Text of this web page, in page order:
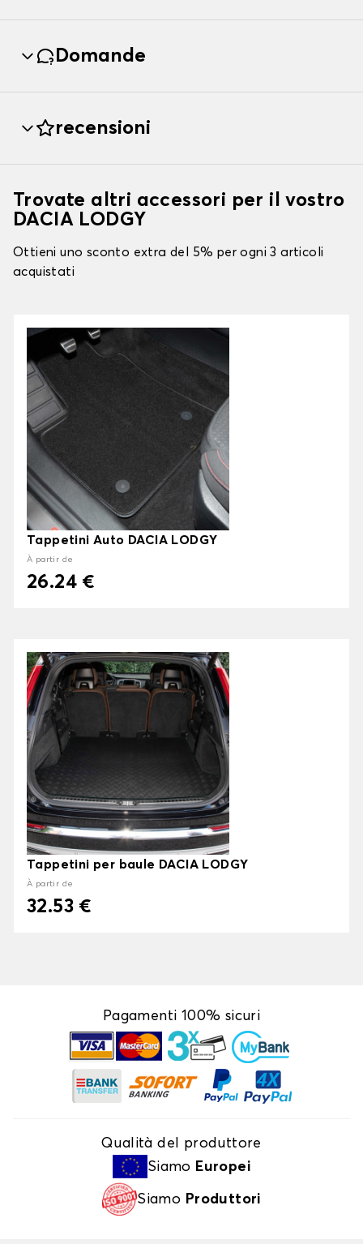
Domande
recensioni
Trovate altri accessori per il vostro
DACIA LODGY
Ottieni uno sconto extra del 5% per ogni 3 articoli
acquistati
Tappetini Auto DACIA LODGY
À partir de
26.24 €
Tappetini per baule DACIA LODGY
À partir de
32.53 €
Pagamenti 100% sicuri
Qualità del produttore
Siamo Europei
Siamo Produttori